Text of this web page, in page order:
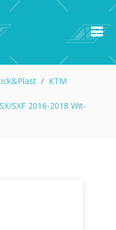
KTM
SXF 2016-2018 Wit-